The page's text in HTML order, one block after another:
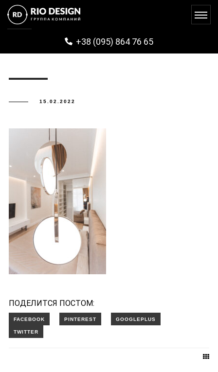
+38 (095) 864 76 65
IMG_0414
15.02.2022
ПОДЕЛИТСЯ ПОСТОМ: